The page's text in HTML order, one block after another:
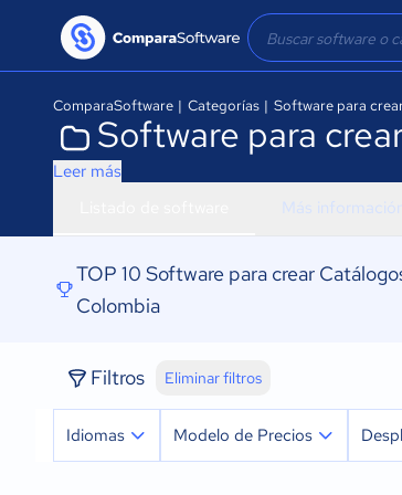
ComparaSoftware | Categorías | Software para
Software para
Leer más
Más
TOP 10 Software para crear
Colombia
Filtros Eliminar filtros
Idiomas Modelo de Precios